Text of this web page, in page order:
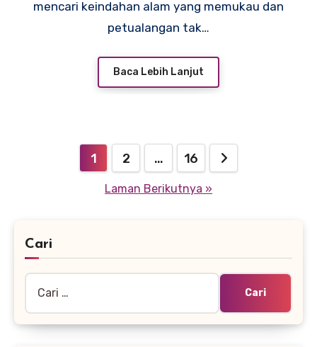
mencari keindahan alam yang memukau dan
petualangan tak…
Baca Lebih Lanjut
Paginasi
1 2 … 16
Laman Berikutnya »
Cari
untuk: